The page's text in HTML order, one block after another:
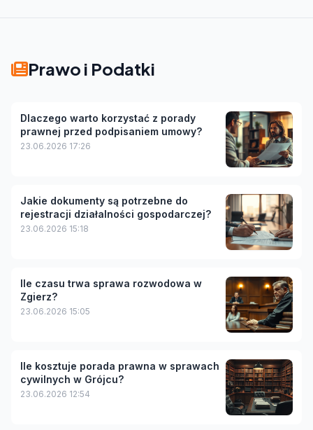
Prawo i Podatki
Dlaczego warto korzystać z porady
prawnej przed podpisaniem umowy?
23.06.2026 17:26
Jakie dokumenty są potrzebne do
rejestracji działalności gospodarczej?
23.06.2026 15:18
Ile czasu trwa sprawa rozwodowa w
Zgierz?
23.06.2026 15:05
Ile kosztuje porada prawna w sprawach
cywilnych w Grójcu?
23.06.2026 12:54